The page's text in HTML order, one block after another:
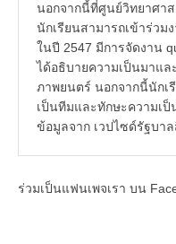
นอกจากนี้ที่ศูนย์วิทยาศา
นักเรียนสามารถเข้าร่วม
ในปี 2547 มีการจัดงาน
ได้อธิบายความเป็นมาแล
ภาพยนตร์ นอกจากนี้นักเ
เป็นทีมและทักษะความเ
ข้อมูลจาก เวปไซด์รัฐบา
ร่วมเป็นแฟนเพจเรา บน